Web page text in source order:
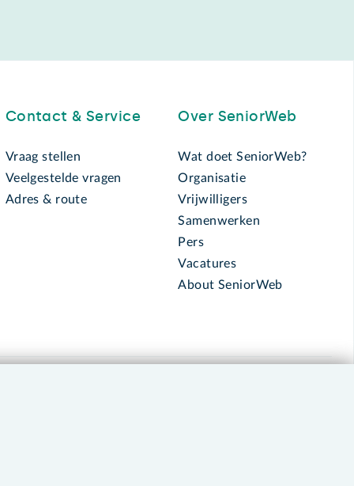
Contact & Service
Vraag stellen
Veelgestelde vragen
Adres & route
Over SeniorWeb
Wat doet SeniorWeb?
Organisatie
Vrijwilligers
Samenwerken
Pers
Vacatures
About SeniorWeb